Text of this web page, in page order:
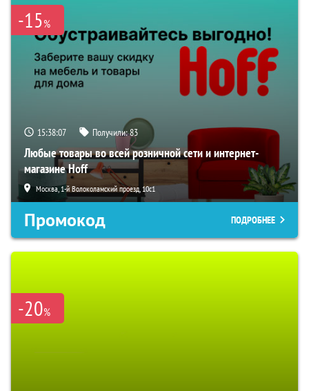
-15%
15:38:06 Получили:83
Любые товары во всей розничной сети и интернет-
магазине Hoff
Москва, 1-й Волоколамский проезд, 10с1
Промокод ПОДРОБНЕЕ
-20%